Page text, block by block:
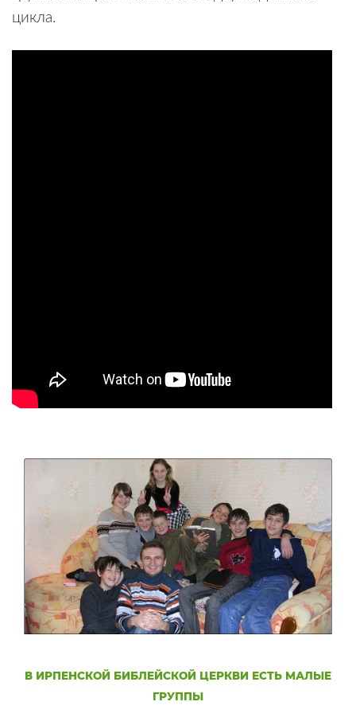
цикла.
В ИРПЕНСКОЙ БИБЛЕЙСКОЙ ЦЕРКВИ ЕСТЬ МАЛЫЕ
ГРУППЫ